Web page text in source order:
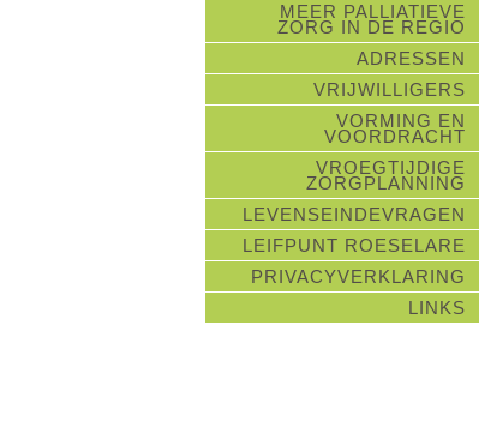
MEER PALLIATIEVE
ZORG IN DE REGIO
ADRESSEN
VRIJWILLIGERS
VORMING EN
VOORDRACHT
VROEGTIJDIGE
ZORGPLANNING
LEVENSEINDEVRAGEN
LEIFPUNT ROESELARE
PRIVACYVERKLARING
LINKS